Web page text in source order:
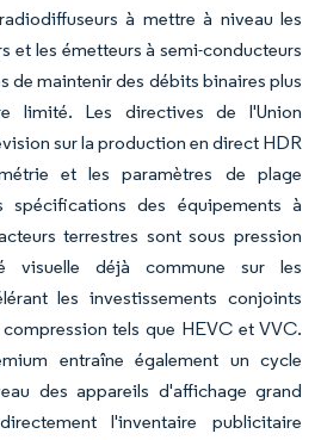
à mettre à niveau les
et les émetteurs à semi-conducteurs
de maintenir des débits binaires plus
limité. Les directives de l'Union
sur la production en direct HDR
et les paramètres de plage
spécifications des équipements à
terrestres sont sous pression
visuelle déjà commune sur les
les investissements conjoints
tels que HEVC et VVC.
entraîne également un cycle
des appareils d'affichage grand
l'inventaire publicitaire